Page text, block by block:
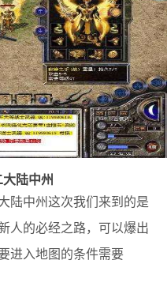
陆中州
陆中州这次我们来到的是
人的必经之路，可以爆出
进入地图的条件需要